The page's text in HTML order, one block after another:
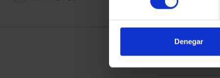
Denegar
ORDENAR POR: